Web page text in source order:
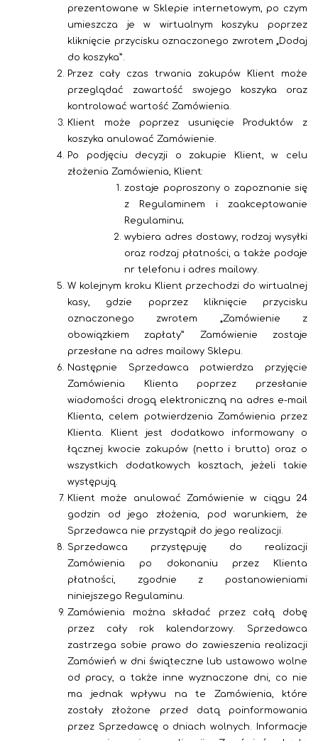
prezentowane w Sklepie internetowym, po czym
umieszcza je w wirtualnym koszyku poprzez
kliknięcie przycisku oznaczonego zwrotem „Dodaj
do koszyka”.
Przez cały czas trwania zakupów Klient może
przeglądać zawartość swojego koszyka oraz
kontrolować wartość Zamówienia.
Klient może poprzez usunięcie Produktów z
koszyka anulować Zamówienie.
Po podjęciu decyzji o zakupie Klient, w celu
złożenia Zamówienia, Klient:
zostaje poproszony o zapoznanie się
z Regulaminem i zaakceptowanie
Regulaminu;
wybiera adres dostawy, rodzaj wysyłki
oraz rodzaj płatności, a także podaje
nr telefonu i adres mailowy.
W kolejnym kroku Klient przechodzi do wirtualnej
kasy, gdzie poprzez kliknięcie przycisku
oznaczonego zwrotem „Zamówienie z
obowiązkiem zapłaty” Zamówienie zostaje
przesłane na adres mailowy Sklepu.
Następnie Sprzedawca potwierdza przyjęcie
Zamówienia Klienta poprzez przesłanie
wiadomości drogą elektroniczną na adres e-mail
Klienta, celem potwierdzenia Zamówienia przez
Klienta. Klient jest dodatkowo informowany o
łącznej kwocie zakupów (netto i brutto) oraz o
wszystkich dodatkowych kosztach, jeżeli takie
występują.
Klient może anulować Zamówienie w ciągu 24
godzin od jego złożenia, pod warunkiem, że
Sprzedawca nie przystąpił do jego realizacji.
Sprzedawca przystępuję do realizacji
Zamówienia po dokonaniu przez Klienta
płatności, zgodnie z postanowieniami
niniejszego Regulaminu.
Zamówienia można składać przez całą dobę
przez cały rok kalendarzowy. Sprzedawca
zastrzega sobie prawo do zawieszenia realizacji
Zamówień w dni świąteczne lub ustawowo wolne
od pracy, a także inne wyznaczone dni, co nie
ma jednak wpływu na te Zamówienia, które
zostały złożone przed datą poinformowania
przez Sprzedawcę o dniach wolnych. Informacje